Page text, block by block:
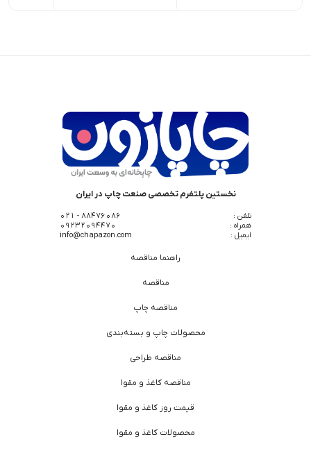
نخستین پلتفرم تخصصی صنعت چاپ در ایران
تلفن :
88476086 - 021
همراه :
09232094470
ایمیل :
info@chapazon.com
راهنما مناقصه
مناقصه
مناقصه چاپ
محصولات چاپ و بسته‌بندی
مناقصه طراحی
مناقصه کاغذ و مقوا
قیمت روز کاغذ و مقوا
محصولات کاغذ و مقوا